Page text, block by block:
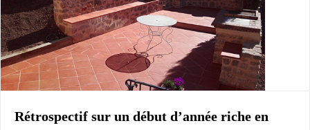
Rétrospectif sur un début d’année riche en